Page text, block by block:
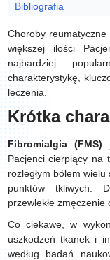
Bibliografia
Choroby
większej ilości
najbardziej
charakterystykę,
leczenia.
Krótka
Fibromialgia (FMS)
Pacjenci cierpiący na
rozległym bólem
punktów tkliwych.
przewlekłe zmęczenie
Co ciekawe, w
uszkodzeń tkanek i
według badań